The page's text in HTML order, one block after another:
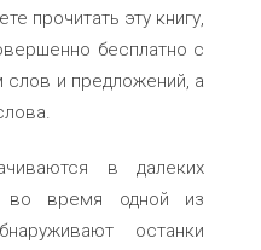
прочитать эту книгу,
бесплатно с
и предложений, а
в далеких
во время одной из
останки